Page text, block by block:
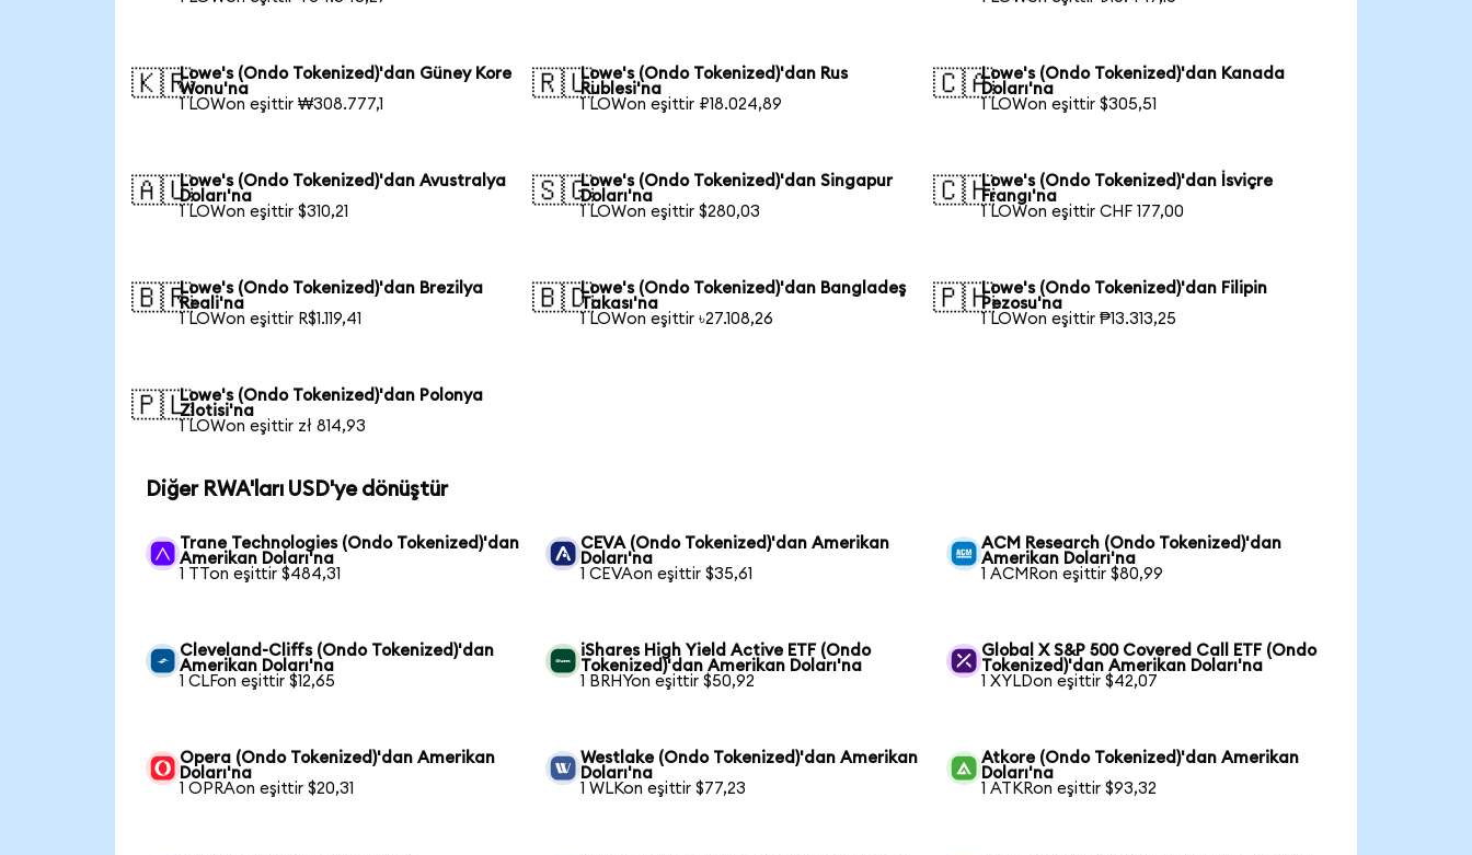
🇰🇷Lowe's (Ondo Tokenized)'dan Güney Kore
Wonu'na
1 LOWon eşittir ₩308.777,1
🇷🇺Lowe's (Ondo Tokenized)'dan Rus
Rublesi'na
1 LOWon eşittir ₽18.024,89
🇨🇦Lowe's (Ondo Tokenized)'dan Kanada
Doları'na
1 LOWon eşittir $305,51
🇦🇺Lowe's (Ondo Tokenized)'dan Avustralya
Doları'na
1 LOWon eşittir $310,21
🇸🇬Lowe's (Ondo Tokenized)'dan Singapur
Doları'na
1 LOWon eşittir $280,03
🇨🇭Lowe's (Ondo Tokenized)'dan İsviçre
Frangı'na
1 LOWon eşittir CHF 177,00
🇧🇷Lowe's (Ondo Tokenized)'dan Brezilya
Reali'na
1 LOWon eşittir R$1.119,41
🇧🇩Lowe's (Ondo Tokenized)'dan Bangladeş
Takası'na
1 LOWon eşittir ৳27.108,26
🇵🇭Lowe's (Ondo Tokenized)'dan Filipin
Pezosu'na
1 LOWon eşittir ₱13.313,25
🇵🇱Lowe's (Ondo Tokenized)'dan Polonya
Zlotisi'na
1 LOWon eşittir zł 814,93
Diğer RWA'ları USD'ye dönüştür
Trane Technologies (Ondo Tokenized)'dan
Amerikan Doları'na
1 TTon eşittir $484,31
CEVA (Ondo Tokenized)'dan Amerikan
Doları'na
1 CEVAon eşittir $35,61
ACM Research (Ondo Tokenized)'dan
Amerikan Doları'na
1 ACMRon eşittir $80,99
Cleveland-Cliffs (Ondo Tokenized)'dan
Amerikan Doları'na
1 CLFon eşittir $12,65
iShares High Yield Active ETF (Ondo
Tokenized)'dan Amerikan Doları'na
1 BRHYon eşittir $50,92
Global X S&P 500 Covered Call ETF (Ondo
Tokenized)'dan Amerikan Doları'na
1 XYLDon eşittir $42,07
Opera (Ondo Tokenized)'dan Amerikan
Doları'na
1 OPRAon eşittir $20,31
Westlake (Ondo Tokenized)'dan Amerikan
Doları'na
1 WLKon eşittir $77,23
Atkore (Ondo Tokenized)'dan Amerikan
Doları'na
1 ATKRon eşittir $93,32